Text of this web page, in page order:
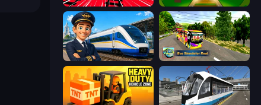
Train Drift Train Adventure
Idle Train Empire Tycoon Bus Simulator Real